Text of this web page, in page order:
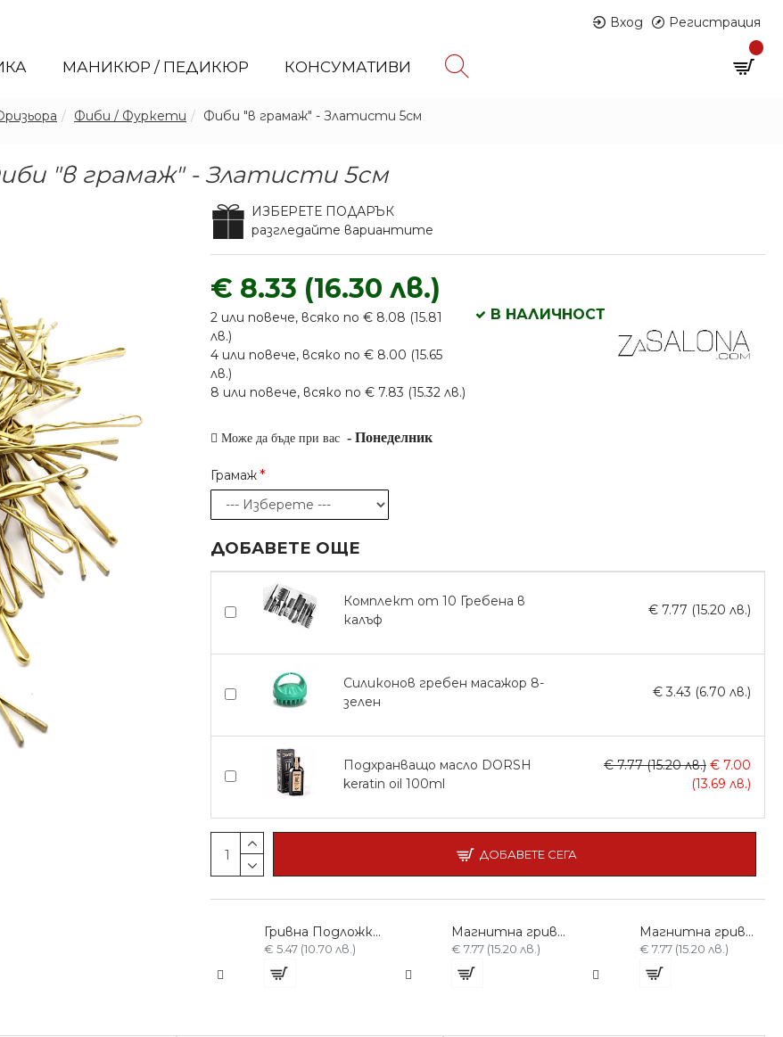
Вход Регистрация
МАНИКЮР / ПЕДИКЮР КОНСУМАТИВИ
Фиби / Фуркети Фиби "в грамаж" - Златисти 5см
"в грамаж" - Златисти 5см
ИЗБЕРЕТЕ ПОДАРЪК
разгледайте вариантите
€ 8.33 (16.30 лв.)
2 или повече, всяко по € 8.08 (15.81
лв.)
4 или повече, всяко по € 8.00 (15.65
лв.)
8 или повече, всяко по € 7.83 (15.32 лв.)
В НАЛИЧНОСТ
Може да бъде при вас - Понеделник
Грамаж
ДОБАВЕТЕ ОЩЕ
Комплект от 10 Гребена в
калъф
€ 7.77 (15.20 лв.)
Силиконов гребен масажор 8-
зелен
€ 3.43 (6.70 лв.)
Подхранващо масло DORSH
keratin oil 100ml
€ 7.77 (15.20 лв.) € 7.00
(13.69 лв.)
ДОБАВЕТЕ СЕГА
Гривна Подложка за боядисване Червена
€ 5.47 (10.70 лв.)
Магнитна гривна за Фиби и Фуркети C-024-синя
€ 7.77 (15.20 лв.)
Магнитна гривна за Фиби и Фуркети C-024-червена
€ 7.77 (15.20 лв.)